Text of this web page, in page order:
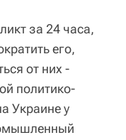
за 24 часа,
его,
от них -
политико-
Украине у